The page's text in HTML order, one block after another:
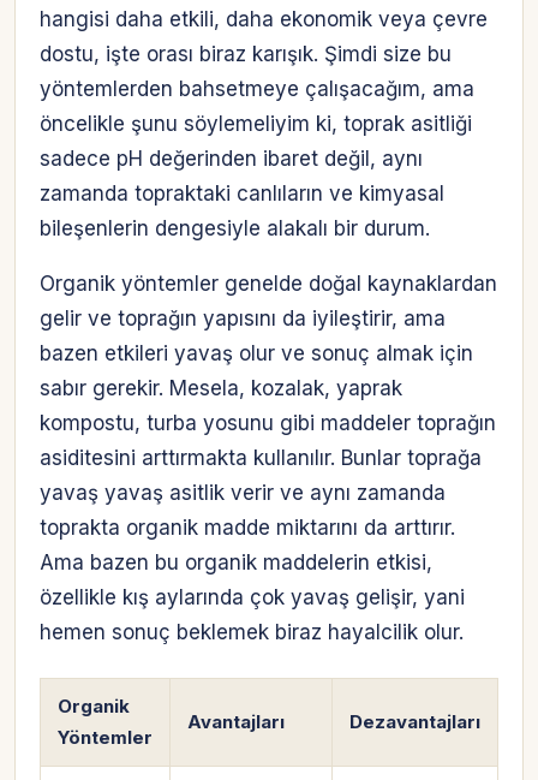
hangisi daha etkili, daha ekonomik veya çevre
dostu, işte orası biraz karışık. Şimdi size bu
yöntemlerden bahsetmeye çalışacağım, ama
öncelikle şunu söylemeliyim ki, toprak asitliği
sadece pH değerinden ibaret değil, aynı
zamanda topraktaki canlıların ve kimyasal
bileşenlerin dengesiyle alakalı bir durum.
Organik yöntemler genelde doğal kaynaklardan
gelir ve toprağın yapısını da iyileştirir, ama
bazen etkileri yavaş olur ve sonuç almak için
sabır gerekir. Mesela, kozalak, yaprak
kompostu, turba yosunu gibi maddeler toprağın
asiditesini arttırmakta kullanılır. Bunlar toprağa
yavaş yavaş asitlik verir ve aynı zamanda
toprakta organik madde miktarını da arttırır.
Ama bazen bu organik maddelerin etkisi,
özellikle kış aylarında çok yavaş gelişir, yani
hemen sonuç beklemek biraz hayalcilik olur.
Organik
Yöntemler
Avantajları Dezavantajları